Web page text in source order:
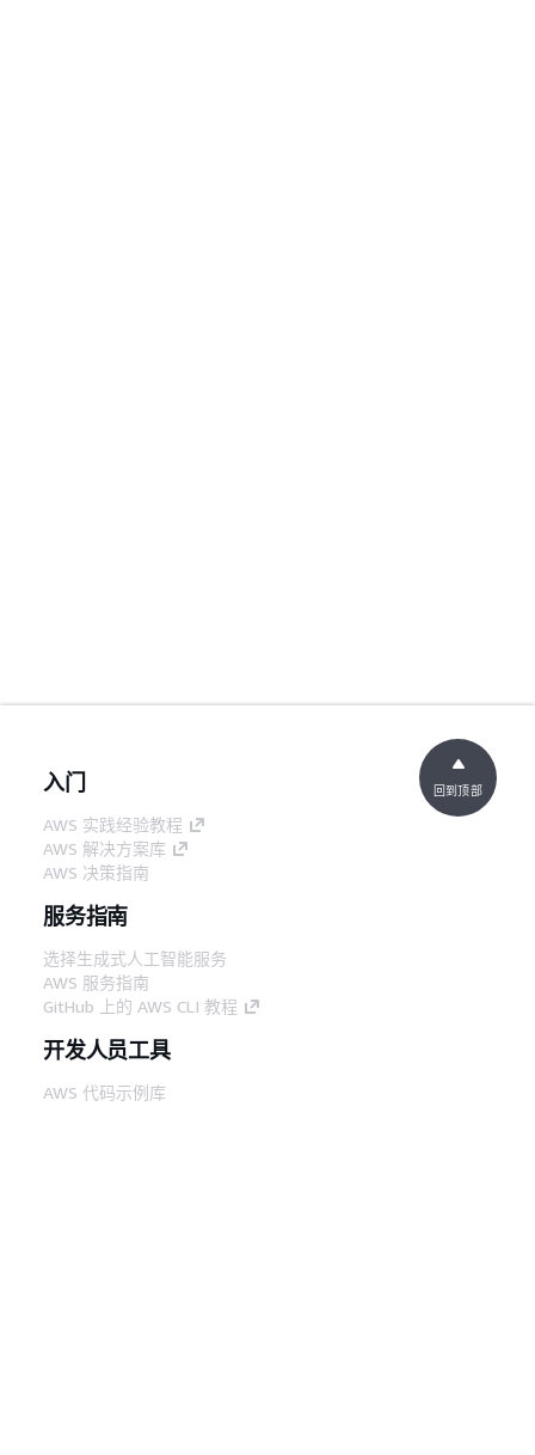
入门
AWS 实践经验教程
AWS 解决方案库
AWS 决策指南
服务指南
选择生成式人工智能服务
AWS 服务指南
GitHub 上的 AWS CLI 教程
开发人员工具
AWS 代码示例库
回到顶部